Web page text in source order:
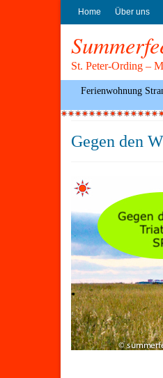
Home Über uns
St. Peter-Ording –
Ferienwohnung
Gegen den